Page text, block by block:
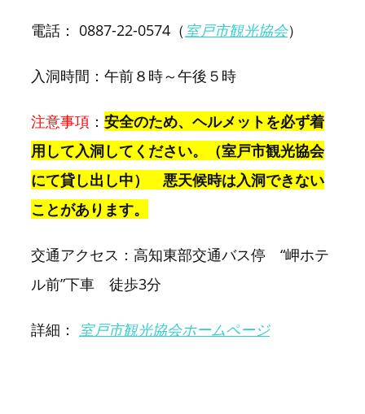
電話： 0887-22-0574（ 室戸市観光協会）
入洞時間：午前８時～午後５時
注意事項 ： 安全のため、ヘルメットを必ず着
用して入洞してください。（室戸市観光協会
にて貸し出し中） 悪天候時は入洞できない
ことがあります。
交通アクセス：高知東部交通バス停 “岬ホテ
ル前”下車 徒歩3分
詳細： 室戸市観光協会ホームページ